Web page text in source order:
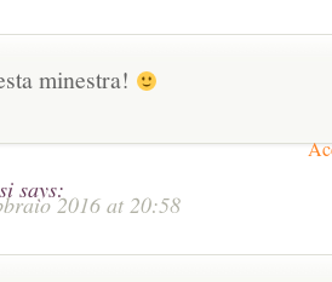
minestra!
says:
2016 at 20:58